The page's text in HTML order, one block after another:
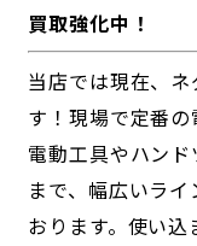
買取強化中！
当店では現在、
す！現場で定番
電動工具やハン
まで、幅広いラ
おります。使い